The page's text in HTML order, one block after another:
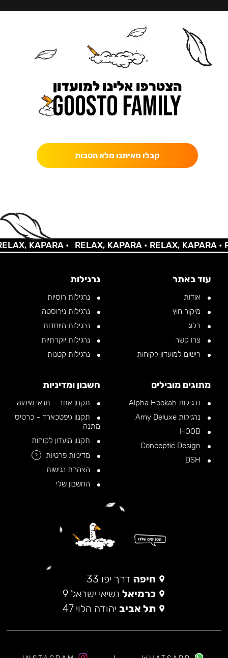
הצטרפו אלינו למועדון
קבלו מאיתנו מלא הטבות
KAPARA • RELAX, KAPARA •RELAX, KAPARA •
עוד באתר
אודות
מיקור חוץ
בלוג
צרו קשר
רישום למועדון לקוחות
נרגילות
נרגילות רוסיות
נרגילות נירוסטה
נרגילות מיוחדות
נרגילות יוקרתיות
נרגילות קטנות
מתוגים מובילים
נרגילות Alpha Hookah
נרגילות Amy Deluxe
חשבון ומדיניות
תקנון אתר – תנאי שימוש
תקנון גיפטכארד – כרטיס
מתנה
תקנון מועדון לקוחות
מדיניות פרטיות
?
הצהרת נגישות
החשבון שלי
חיפה דרך יפו 33
כרמיאל נשיאי ישראל 9
תל אביב יהודה הלוי 47